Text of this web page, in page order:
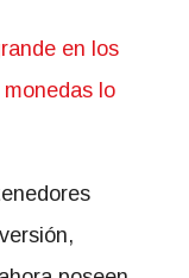
en los
lo